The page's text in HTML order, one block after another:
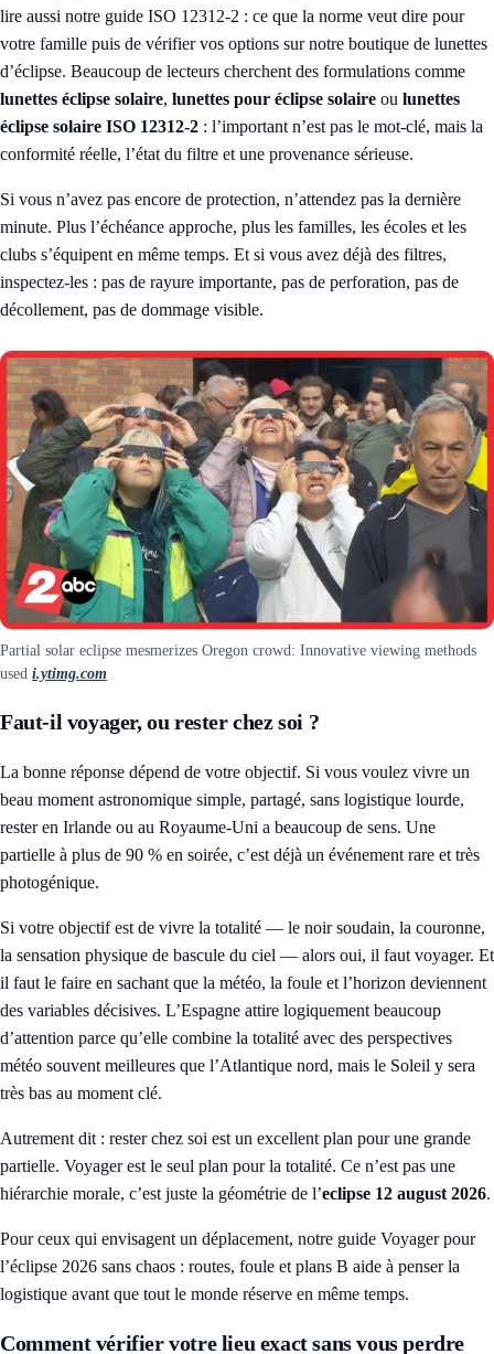
lire aussi notre guide ISO 12312-2 : ce que la norme veut dire pour
votre famille puis de vérifier vos options sur notre boutique de lunettes
d’éclipse. Beaucoup de lecteurs cherchent des formulations comme
lunettes éclipse solaire, lunettes pour éclipse solaire ou lunettes
éclipse solaire ISO 12312-2 : l’important n’est pas le mot-clé, mais la
conformité réelle, l’état du filtre et une provenance sérieuse.
Si vous n’avez pas encore de protection, n’attendez pas la dernière
minute. Plus l’échéance approche, plus les familles, les écoles et les
clubs s’équipent en même temps. Et si vous avez déjà des filtres,
inspectez-les : pas de rayure importante, pas de perforation, pas de
décollement, pas de dommage visible.
Partial solar eclipse mesmerizes Oregon crowd: Innovative viewing methods
used i.ytimg.com
Faut-il voyager, ou rester chez soi ?
La bonne réponse dépend de votre objectif. Si vous voulez vivre un
beau moment astronomique simple, partagé, sans logistique lourde,
rester en Irlande ou au Royaume-Uni a beaucoup de sens. Une
partielle à plus de 90 % en soirée, c’est déjà un événement rare et très
photogénique.
Si votre objectif est de vivre la totalité — le noir soudain, la couronne,
la sensation physique de bascule du ciel — alors oui, il faut voyager. Et
il faut le faire en sachant que la météo, la foule et l’horizon deviennent
des variables décisives. L’Espagne attire logiquement beaucoup
d’attention parce qu’elle combine la totalité avec des perspectives
météo souvent meilleures que l’Atlantique nord, mais le Soleil y sera
très bas au moment clé.
Autrement dit : rester chez soi est un excellent plan pour une grande
partielle. Voyager est le seul plan pour la totalité. Ce n’est pas une
hiérarchie morale, c’est juste la géométrie de l’eclipse 12 august 2026.
Pour ceux qui envisagent un déplacement, notre guide Voyager pour
l’éclipse 2026 sans chaos : routes, foule et plans B aide à penser la
logistique avant que tout le monde réserve en même temps.
Comment vérifier votre lieu exact sans vous perdre